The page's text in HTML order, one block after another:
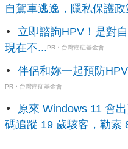
自駕車逃逸，隱私保護
立即諮詢HPV！是對
現在不...PR・台灣癌症基金會
伴侶和妳一起預防
PR・台灣癌症基金會
原來 Windows 11 會
碼追蹤 19 歲駭客，勒索